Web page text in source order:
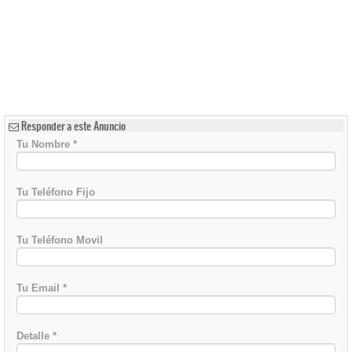
Responder a este Anuncio
Tu Nombre *
Tu Teléfono Fijo
Tu Teléfono Movil
Tu Email *
Detalle *